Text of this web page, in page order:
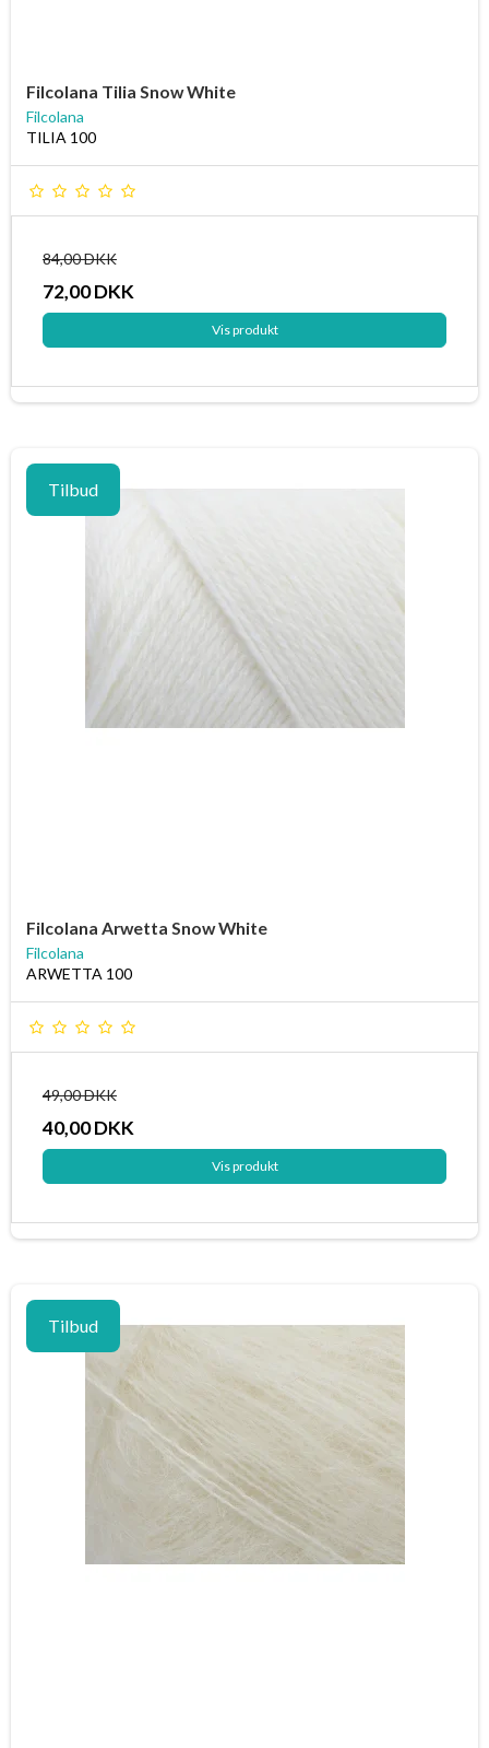
Filcolana Tilia Snow White
Filcolana
TILIA 100
84,00 DKK
72,00 DKK
Vis produkt
Tilbud
Filcolana Arwetta Snow White
Filcolana
ARWETTA 100
49,00 DKK
40,00 DKK
Vis produkt
Tilbud